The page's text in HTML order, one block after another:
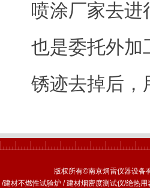
喷涂厂家去进
也是委托外加
锈迹去掉后，
版权所有©南京炯雷仪器设备
/建材不燃性试验炉 /建材烟密度测试仪/绝热用